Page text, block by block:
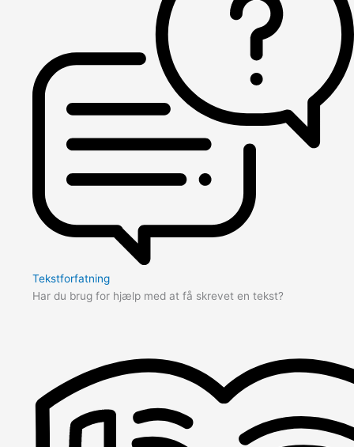
Tekstforfatning
Har du brug for hjælp med at få skrevet en tekst?